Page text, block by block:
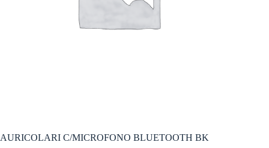
AURICOLARI C/MICROFONO BLUETOOTH BK